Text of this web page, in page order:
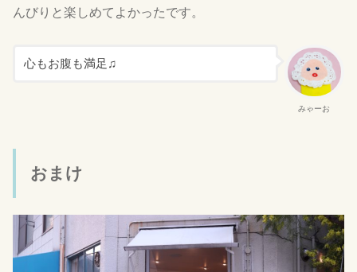
んびりと楽しめてよかったです。
みゃーお
心もお腹も満足♫
おまけ